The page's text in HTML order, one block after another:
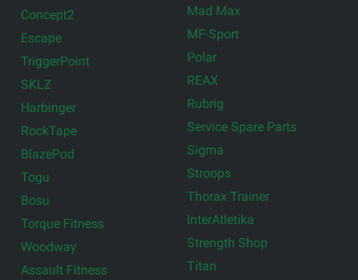
Concept2
Escape
TriggerPoint
SKLZ
Harbinger
RockTape
BlazePod
Togu
Bosu
Torque Fitness
Woodway
Assault Fitness
Mad Max
MF-Sport
Polar
REAX
Rubrig
Service Spare Parts
Sigma
Stroops
Thorax Trainer
InterAtletika
Strength Shop
Titan